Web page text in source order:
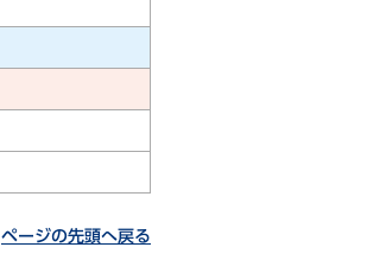
ページの先頭へ戻る